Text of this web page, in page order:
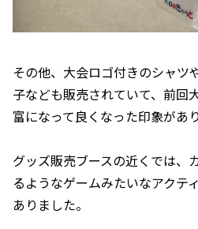
その他、大会ロゴ付きのシャツ
子なども販売されていて、前回
富になって良くなった印象があり
グッズ販売ブースの近くでは、
るようなゲームみたいなアクテ
ありました。